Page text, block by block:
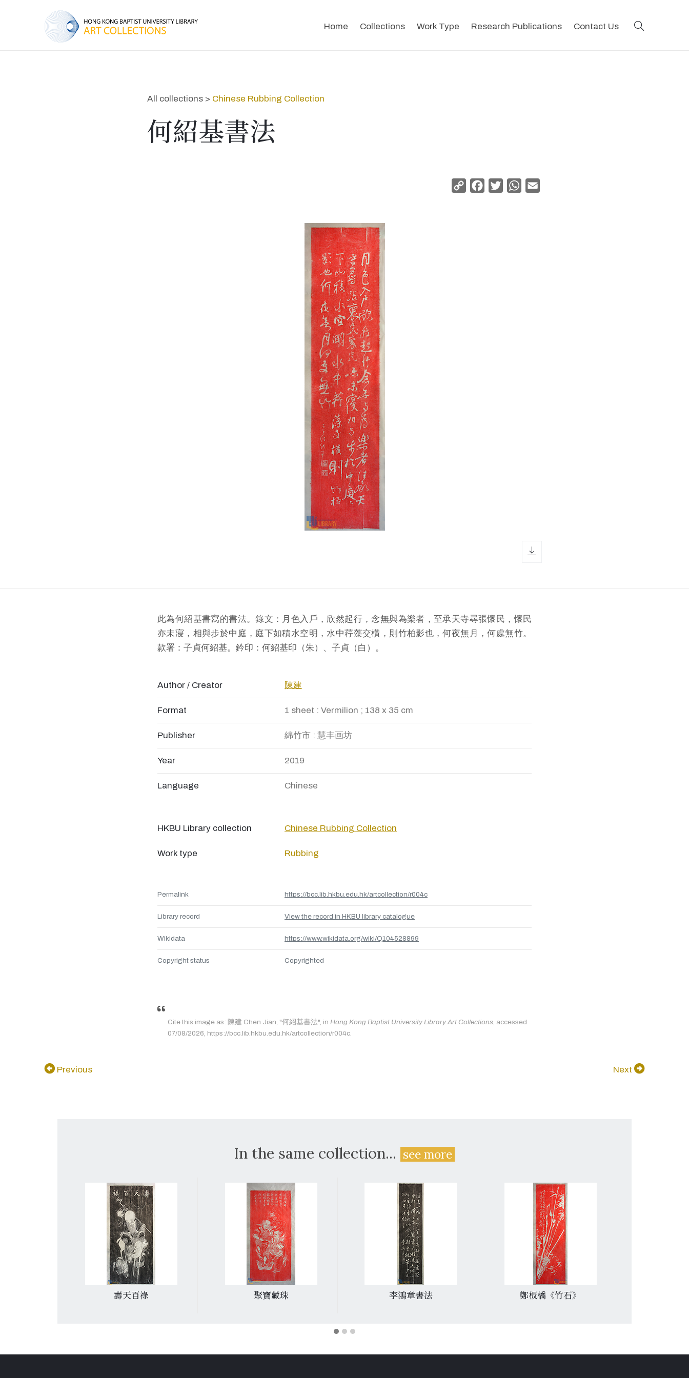
Home Collections Work Type Research Publications Contact Us
All collections > Chinese Rubbing Collection
何紹基書法
Copy
Facebook
TwitterWhatsApp
此為何紹基書寫的書法。錄文：月色入戶，欣然起行，念無與為樂者，至承天寺尋張懷民，懷民
亦未寢，相與步於中庭，庭下如積水空明，水中荇藻交橫，則竹柏影也，何夜無月，何處無竹。
款署：子貞何紹基。鈐印：何紹基印（朱）、子貞（白）。
Author / Creator 陳建
Format 1 sheet : Vermilion ; 138 x 35 cm
Publisher 綿竹市 : 慧丰画坊
Year 2019
Language Chinese
HKBU Library collection Chinese Rubbing Collection
Work type Rubbing
Permalink https://bcc.lib.hkbu.edu.hk/artcollection/r004c
Library record View the record in HKBU library catalogue
Wikidata https://www.wikidata.org/wiki/Q104528899
Copyright status Copyrighted
Cite this image as: 陳建 Chen Jian, "何紹基書法", in Hong Kong Baptist University Library Art Collections, accessed
07/08/2026, https://bcc.lib.hkbu.edu.hk/artcollection/r004c.
Previous Next
In the same collection...see more
壽天百祿 聚寶藏珠 李鴻章書法 鄭板橋《竹石》